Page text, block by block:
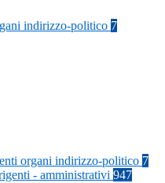
indirizzo-politico 7
organi indirizzo-politico 7
- amministrativi 947